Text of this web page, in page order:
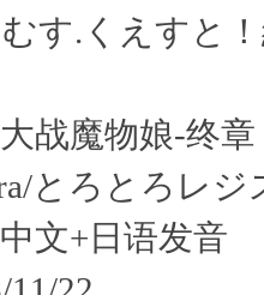
す.くえすと
战魔物娘-终章
とろとろレジ
文+日语发音